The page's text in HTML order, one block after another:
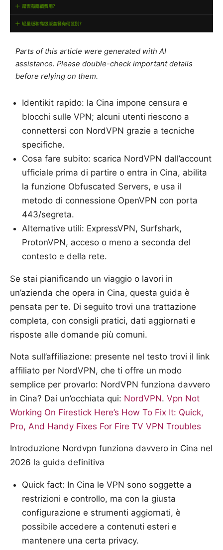
Parts of this article were generated with AI
assistance. Please double-check important details
before relying on them.
Identikit rapido: la Cina impone censura e
blocchi sulle VPN; alcuni utenti riescono a
connettersi con NordVPN grazie a tecniche
specifiche.
Cosa fare subito: scarica NordVPN dall’account
ufficiale prima di partire o entra in Cina, abilita
la funzione Obfuscated Servers, e usa il
metodo di connessione OpenVPN con porta
443/segreta.
Alternative utili: ExpressVPN, Surfshark,
ProtonVPN, acceso o meno a seconda del
contesto e della rete.
Se stai pianificando un viaggio o lavori in
un’azienda che opera in Cina, questa guida è
pensata per te. Di seguito trovi una trattazione
completa, con consigli pratici, dati aggiornati e
risposte alle domande più comuni.
Nota sull’affiliazione: presente nel testo trovi il link
affiliato per NordVPN, che ti offre un modo
semplice per provarlo: NordVPN funziona davvero
in Cina? Dai un’occhiata qui: NordVPN. Vpn Not
Working On Firestick Here’s How To Fix It: Quick,
Pro, And Handy Fixes For Fire TV VPN Troubles
Introduzione Nordvpn funziona davvero in Cina nel
2026 la guida definitiva
Quick fact: In Cina le VPN sono soggette a
restrizioni e controllo, ma con la giusta
configurazione e strumenti aggiornati, è
possibile accedere a contenuti esteri e
mantenere una certa privacy.